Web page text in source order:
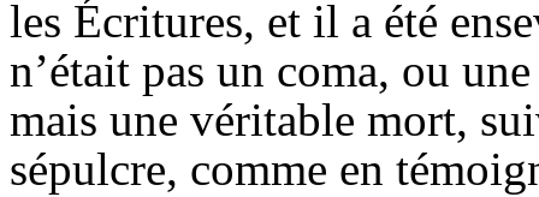
les Écritures, et il a été
n’était pas un coma, ou
mais une véritable mort,
sépulcre, comme en